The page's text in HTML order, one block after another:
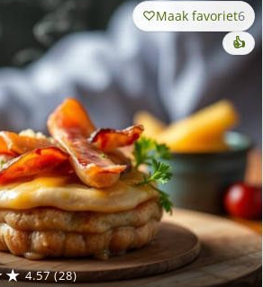
4.57 (28)
Maak favoriet6
👍